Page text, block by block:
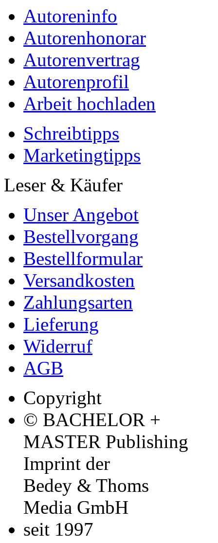
Autoreninfo
Autorenhonorar
Autorenvertrag
Autorenprofil
Arbeit hochladen
Schreibtipps
Marketingtipps
Leser & Käufer
Unser Angebot
Bestellvorgang
Bestellformular
Versandkosten
Zahlungsarten
Lieferung
Widerruf
AGB
Copyright
© BACHELOR +
MASTER Publishing
Imprint der
Bedey & Thoms
Media GmbH
seit 1997